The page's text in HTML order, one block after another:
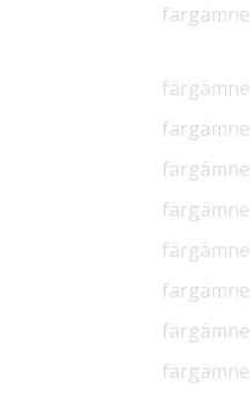
färgämne
färgämne
färgämne
färgämne
färgämne
färgämne
färgämne
färgämne
färgämne